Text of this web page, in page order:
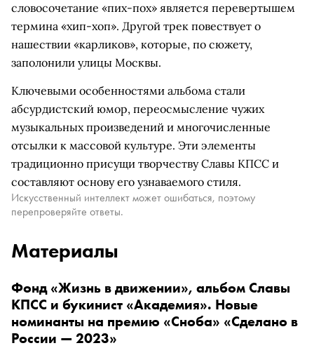
словосочетание «пих-пох» является перевертышем
термина «хип-хоп». Другой трек повествует о
нашествии «карликов», которые, по сюжету,
заполонили улицы Москвы.
Ключевыми особенностями альбома стали
абсурдистский юмор, переосмысление чужих
музыкальных произведений и многочисленные
отсылки к массовой культуре. Эти элементы
традиционно присущи творчеству Славы КПСС и
составляют основу его узнаваемого стиля.
Искусственный интеллект может ошибаться, поэтому
перепроверяйте ответы.
Материалы
Фонд «Жизнь в движении», альбом Славы
КПСС и букинист «Академия». Новые
номинанты на премию «Сноба» «Сделано в
России — 2023»